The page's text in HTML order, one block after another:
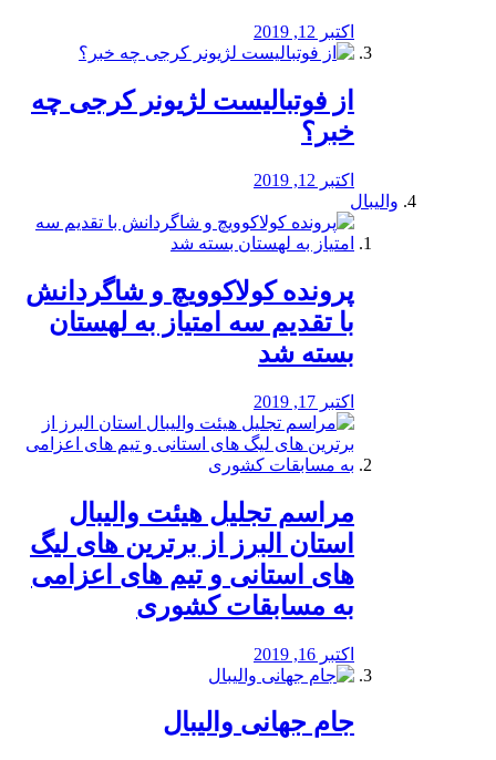
اکتبر 12, 2019
از فوتبالیست لژیونر کرجی چه
خبر؟
اکتبر 12, 2019
والیبال
پرونده کولاکوویچ و شاگردانش
با تقدیم سه امتیاز به لهستان
بسته شد
اکتبر 17, 2019
مراسم تجلیل هیئت والیبال
استان البرز از برترین های لیگ
های استانی و تیم های اعزامی
به مسابقات کشوری
اکتبر 16, 2019
جام جهانی والیبال